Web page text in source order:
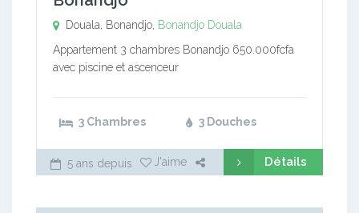
Douala, Bonandjo, Bonandjo Douala
Appartement 3 chambres Bonandjo 650.000fcfa
avec piscine et ascenceur
3 Chambres 3 Douches
5 ans depuis J'aime Détails